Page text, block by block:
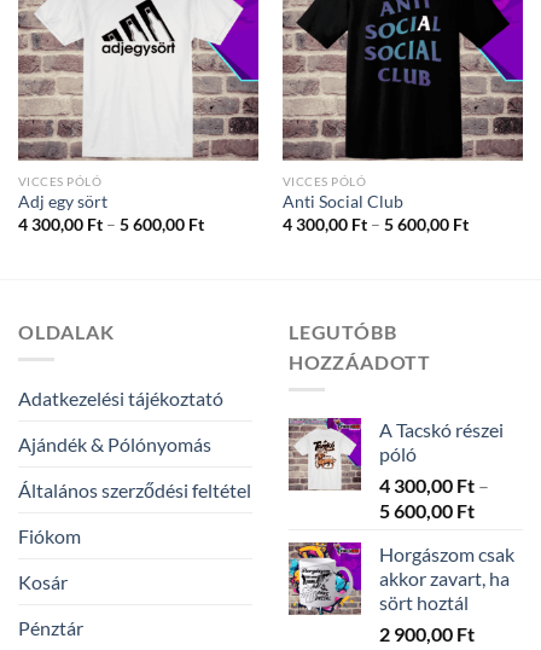
VICCES PÓLÓ
Adj egy sört
4 300,00 Ft – 5 600,00 FtÁrtartomány:
VICCES PÓLÓ
Anti Social Club
4 300,00 Ft – 5 600,00 Ft
OLDALAK
Adatkezelési tájékoztató
Ajándék & Pólónyomás
Általános szerződési feltétel
Fiókom
Kosár
Pénztár
LEGUTÓBB
HOZZÁADOTT
A Tacskó részei
póló
4 300,00 Ft –
5 600,00 Ft
300,00
-
600,00
Horgászom csak
akkor zavart, ha
sört hoztál
2 900,00 Ft